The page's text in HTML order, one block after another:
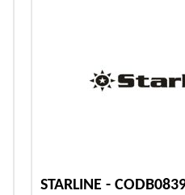
STARLINE -